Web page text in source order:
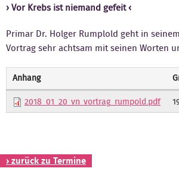
Mitglied werden
Kontakt
Vor Krebs ist niemand gefeit
Primar Dr. Holger Rumplold geht in
Vortrag sehr achtsam mit seinen Worten
Anhang
2018_01_20_vn_vortrag_rumpold.pdf
› zurück zu Termine